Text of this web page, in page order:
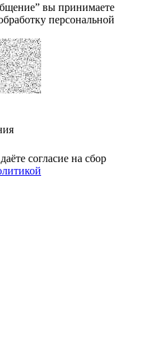
вы принимаете
персональной
cогласие на сбор